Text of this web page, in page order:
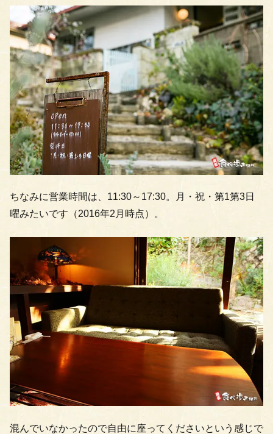
ちなみに営業時間は、11:30～17:30。月・祝・第1第3日
曜みたいです（2016年2月時点）。
混んでいなかったので自由に座ってくださいという感じで